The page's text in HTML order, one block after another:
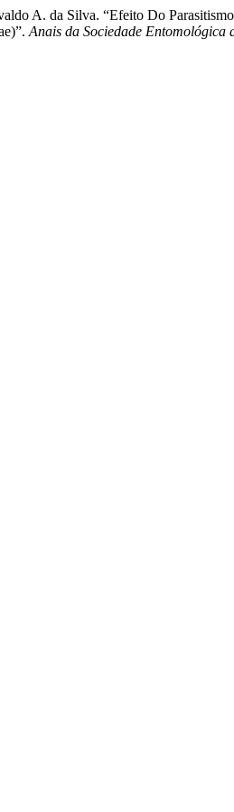
A. da Silva. “Efeito Do
Anais da Sociedade Entomológica